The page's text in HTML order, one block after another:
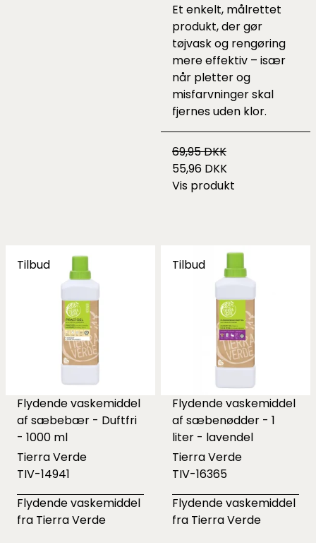
Et enkelt, målrettet
produkt, der gør
tøjvask og rengøring
mere effektiv – især
når pletter og
misfarvninger skal
fjernes uden klor.
69,95 DKK
55,96 DKK
Vis produkt
Tilbud
Flydende vaskemiddel
af sæbebær - Duftfri
- 1000 ml
Tierra Verde
TIV-14941
Flydende vaskemiddel
fra Tierra Verde
Tilbud
Flydende vaskemiddel
af sæbenødder - 1
liter - lavendel
Tierra Verde
TIV-16365
Flydende vaskemiddel
fra Tierra Verde